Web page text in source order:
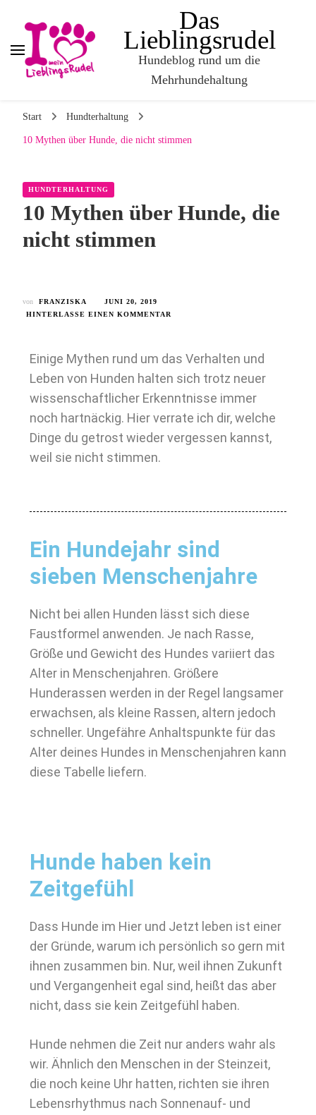
Das
Lieblingsrudel
Hundeblog rund um die
Mehrhundehaltung
Start Hundterhaltung
10 Mythen über Hunde, die nicht stimmen
HUNDTERHALTUNG
10 Mythen über Hunde, die
nicht stimmen
von FRANZISKA
JUNI 20, 2019
HINTERLASSE EINEN KOMMENTAR
Einige Mythen rund um das Verhalten und
Leben von Hunden halten sich trotz neuer
wissenschaftlicher Erkenntnisse immer
noch hartnäckig. Hier verrate ich dir, welche
Dinge du getrost wieder vergessen kannst,
weil sie nicht stimmen.
Ein Hundejahr sind
sieben Menschenjahre
Nicht bei allen Hunden lässt sich diese
Faustformel anwenden. Je nach Rasse,
Größe und Gewicht des Hundes variiert das
Alter in Menschenjahren. Größere
Hunderassen werden in der Regel langsamer
erwachsen, als kleine Rassen, altern jedoch
schneller. Ungefähre Anhaltspunkte für das
Alter deines Hundes in Menschenjahren kann
diese Tabelle liefern.
Hunde haben kein
Zeitgefühl
Dass Hunde im Hier und Jetzt leben ist einer
der Gründe, warum ich persönlich so gern mit
ihnen zusammen bin. Nur, weil ihnen Zukunft
und Vergangenheit egal sind, heißt das aber
nicht, dass sie kein Zeitgefühl haben.
Hunde nehmen die Zeit nur anders wahr als
wir. Ähnlich den Menschen in der Steinzeit,
die noch keine Uhr hatten, richten sie ihren
Lebensrhythmus nach Sonnenauf- und